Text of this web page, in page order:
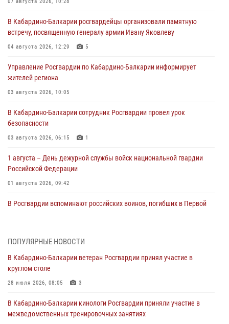
В Кабардино-Балкарии росгвардейцы организовали памятную
встречу, посвященную генералу армии Ивану Яковлеву
04 августа 2026, 12:29 5
Управление Росгвардии по Кабардино-Балкарии информирует
жителей региона
03 августа 2026, 10:05
В Кабардино‑Балкарии сотрудник Росгвардии провел урок
безопасности
03 августа 2026, 06:15 1
1 августа – День дежурной службы войск национальной гвардии
Российской Федерации
01 августа 2026, 09:42
В Росгвардии вспоминают российских воинов, погибших в Первой
поздравил специалистов подразделений тыла с профессиональным
праздником
01 августа 2026, 00:10
Росгвардия обеспечивает безопасность граждан на южном
направлении
ПОПУЛЯРНЫЕ НОВОСТИ
В Кабардино-Балкарии ветеран Росгвардии принял участие в
круглом столе
28 июля 2026, 08:05 3
В Кабардино-Балкарии кинологи Росгвардии приняли участие в
межведомственных тренировочных занятиях